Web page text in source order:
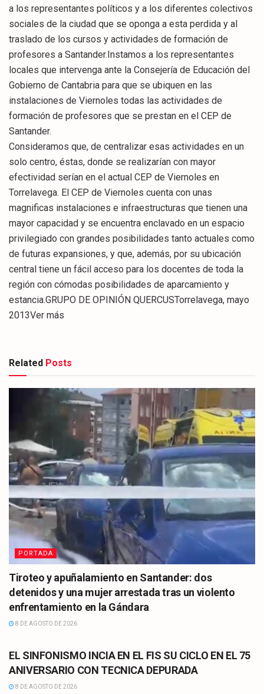
a los representantes políticos y a los diferentes colectivos
sociales de la ciudad que se oponga a esta perdida y al
traslado de los cursos y actividades de formación de
profesores a Santander.Instamos a los representantes
locales que intervenga ante la Consejería de Educación del
Gobierno de Cantabria para que se ubiquen en las
instalaciones de Viernoles todas las actividades de
formación de profesores que se prestan en el CEP de
Santander.
Consideramos que, de centralizar esas actividades en un
solo centro, éstas, donde se realizarían con mayor
efectividad serían en el actual CEP de Viernoles en
Torrelavega. El CEP de Viernoles cuenta con unas
magnificas instalaciones e infraestructuras que tienen una
mayor capacidad y se encuentra enclavado en un espacio
privilegiado con grandes posibilidades tanto actuales como
de futuras expansiones, y que, además, por su ubicación
central tiene un fácil acceso para los docentes de toda la
región con cómodas posibilidades de aparcamiento y
estancia.GRUPO DE OPINIÓN QUERCUSTorrelavega, mayo
2013Ver más
Related Posts
PORTADA
Tiroteo y apuñalamiento en Santander: dos
detenidos y una mujer arrestada tras un violento
enfrentamiento en la Gándara
8 DE AGOSTO DE 2026
EL SINFONISMO INCIA EN EL FIS SU CICLO EN EL 75
ANIVERSARIO CON TECNICA DEPURADA
8 DE AGOSTO DE 2026